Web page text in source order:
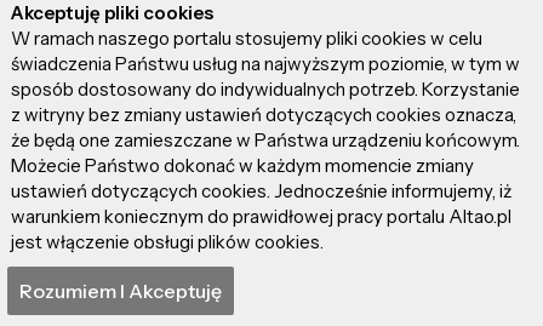
Akceptuję pliki cookies
W ramach naszego portalu stosujemy pliki cookies w celu
świadczenia Państwu usług na najwyższym poziomie, w tym w
sposób dostosowany do indywidualnych potrzeb. Korzystanie
z witryny bez zmiany ustawień dotyczących cookies oznacza,
że będą one zamieszczane w Państwa urządzeniu końcowym.
Możecie Państwo dokonać w każdym momencie zmiany
ustawień dotyczących cookies. Jednocześnie informujemy, iż
warunkiem koniecznym do prawidłowej pracy portalu Altao.pl
jest włączenie obsługi plików cookies.
Rozumiem I Akceptuję